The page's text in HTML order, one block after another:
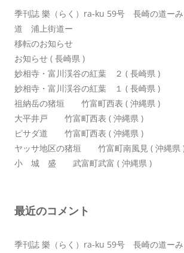
季刊誌 樂（らく）ra-ku 59号 長崎の道ー
道 浦上街道ー
移転のお知らせ
お知らせ ( 長崎県 )
妙相寺・富川渓谷の紅葉 ２ ( 長崎県 )
妙相寺・富川渓谷の紅葉 １ ( 長崎県 )
祖納岳の猪垣 竹富町西表 ( 沖縄県 )
大平井戸 竹富町西表 ( 沖縄県 )
ピサダ道 竹富町西表 ( 沖縄県 )
ヤッサ地区の猪垣 竹富町南風見 ( 沖縄県
小 城 盛 武富町武富 ( 沖縄県 )
最近のコメント
季刊誌 樂（らく）ra-ku 59号 長崎の道ー